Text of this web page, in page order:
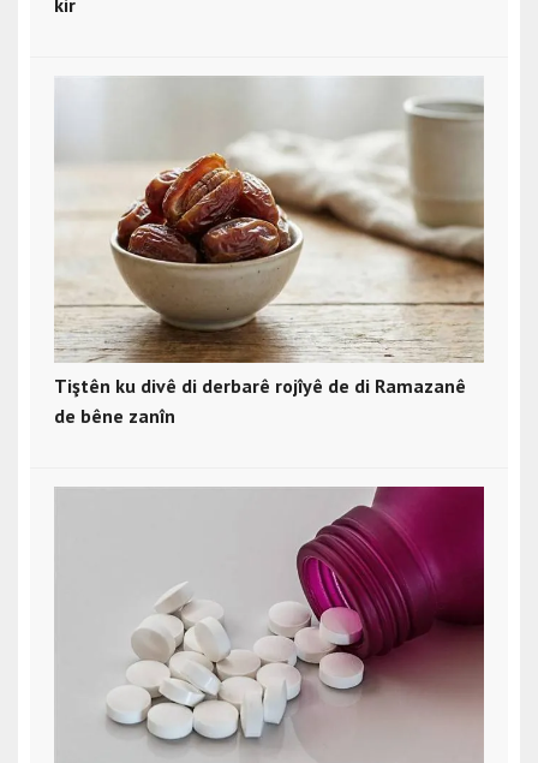
Tiştên ku divê di derbarê rojîyê de di Ramazanê
de bêne zanîn